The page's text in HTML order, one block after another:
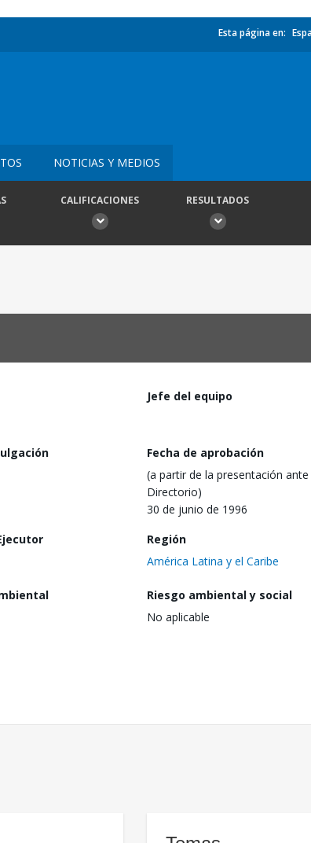
Esta página en:
NOTICIAS Y MEDIOS
CALIFICACIONES RESULTADOS
Jefe del equipo
Fecha de aprobación
(a partir de la presentación ante
Directorio)
30 de junio de 1996
Región
América Latina y el Caribe
Riesgo ambiental y social
No aplicable